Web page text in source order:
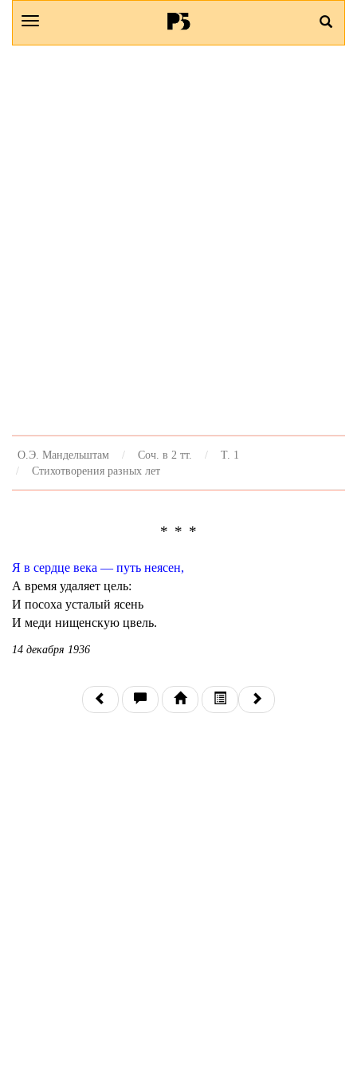
О.Э. Мандельштам Соч. в 2 тт.
Т. 1
Стихотворения разных лет
* * *
Я в сердце века — путь неясен,
А время удаляет цель:
И посоха усталый ясень
И меди нищенскую цвель.
14 декабря 1936